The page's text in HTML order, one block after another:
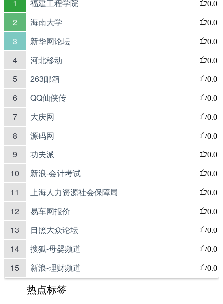
1 福建工程学院 0.0
2 海南大学 0.0
3 新华网论坛 0.0
4 河北移动 0.0
5 263邮箱 0.0
6 QQ仙侠传 0.0
7 大庆网 0.0
8 源码网 0.0
9 功夫派 0.0
10 新浪-会计考试 0.0
11 上海人力资源社会保障局 0.0
12 易车网报价 0.0
13 日照大众论坛 0.0
14 搜狐-母婴频道 0.0
15 新浪-理财频道 0.0
热点标签